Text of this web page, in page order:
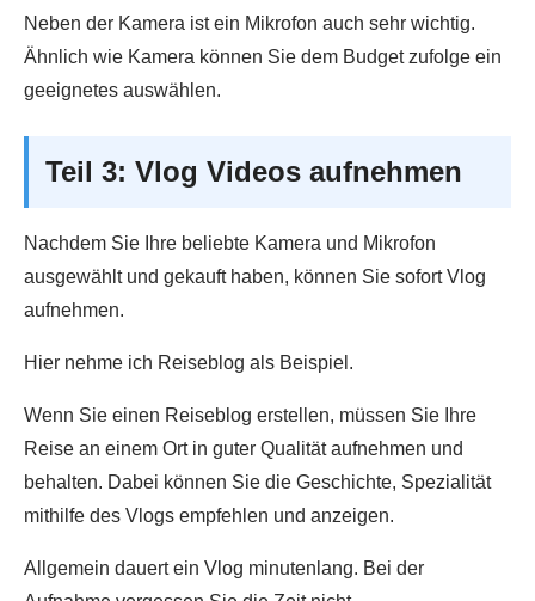
Neben der Kamera ist ein Mikrofon auch sehr wichtig.
Ähnlich wie Kamera können Sie dem Budget zufolge ein
geeignetes auswählen.
Teil 3: Vlog Videos aufnehmen
Nachdem Sie Ihre beliebte Kamera und Mikrofon
ausgewählt und gekauft haben, können Sie sofort Vlog
aufnehmen.
Hier nehme ich Reiseblog als Beispiel.
Wenn Sie einen Reiseblog erstellen, müssen Sie Ihre
Reise an einem Ort in guter Qualität aufnehmen und
behalten. Dabei können Sie die Geschichte, Spezialität
mithilfe des Vlogs empfehlen und anzeigen.
Allgemein dauert ein Vlog minutenlang. Bei der